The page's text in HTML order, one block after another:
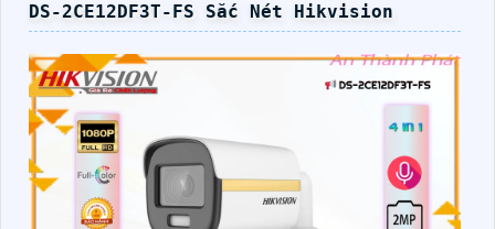
DS-2CE12DF3T-FS Sắc Nét Hikvision